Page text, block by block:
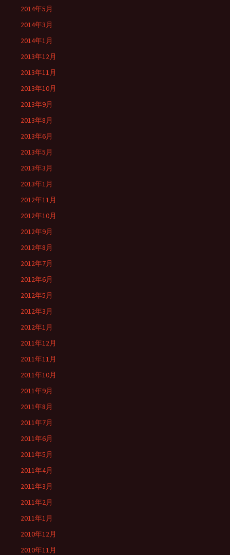
2014年5月
2014年3月
2014年1月
2013年12月
2013年11月
2013年10月
2013年9月
2013年8月
2013年6月
2013年5月
2013年3月
2013年1月
2012年11月
2012年10月
2012年9月
2012年8月
2012年7月
2012年6月
2012年5月
2012年3月
2012年1月
2011年12月
2011年11月
2011年10月
2011年9月
2011年8月
2011年7月
2011年6月
2011年5月
2011年4月
2011年3月
2011年2月
2011年1月
2010年12月
2010年11月